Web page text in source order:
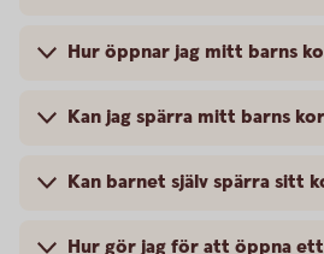
Hur öppnar jag mitt barns
Kan jag spärra mitt barns
Kan barnet själv spärra sitt
Hur gör jag för att öppna